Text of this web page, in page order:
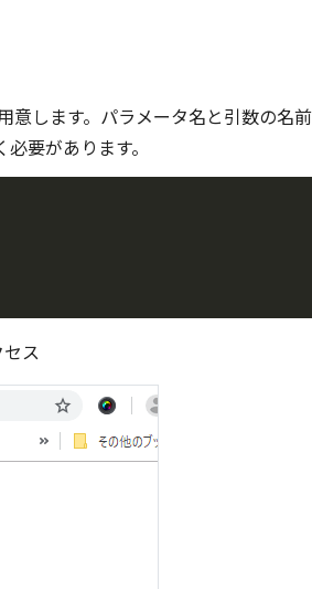
します。パラメータ名と引数の名
要があります。
セス